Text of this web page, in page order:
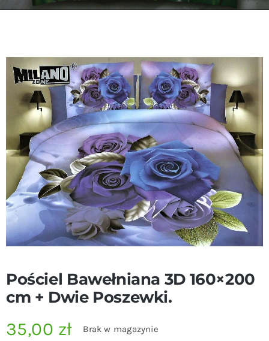
Pościel Bawełniana 3D 160×200
cm + Dwie Poszewki.
35,00 zł Brak w magazynie